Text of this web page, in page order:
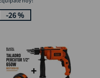
-26 %